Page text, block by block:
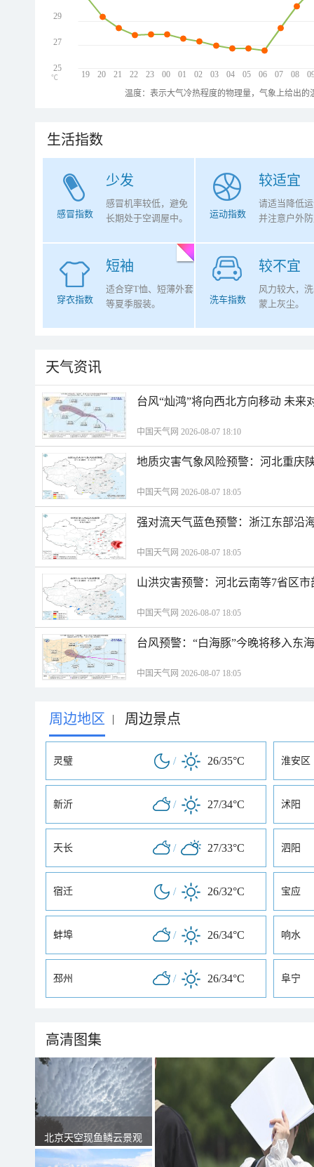
19 20 21 22 23 00 01 02 03 04 05 06 07 08
29
27
25
℃
温度：表示大气冷热程度的物理量，气象上给出
生活指数
少发
感冒指数
感冒机率较低，避免
长期处于空调屋中。
较适宜
运动指数
请适当降低
并注意户外
短袖
穿衣指数
适合穿T恤、短薄外套
等夏季服装。
较不宜
洗车指数
风力较大，
蒙上灰尘。
天气资讯
台风“灿鸿”将向西北方向移动 未来
中国天气网 2026-08-07 18:10
地质灾害气象风险预警：河北重庆
中国天气网 2026-08-07 18:05
强对流天气蓝色预警：浙江东部沿
中国天气网 2026-08-07 18:05
山洪灾害预警：河北云南等7省区
中国天气网 2026-08-07 18:05
台风预警：“白海豚”今晚将移入东
中国天气网 2026-08-07 18:05
周边地区 | 周边景点
灵璧 / 26/35°C 淮安区
新沂 / 27/34°C 沭阳
天长 / 27/33°C 泗阳
宿迁 / 26/32°C 宝应
蚌埠 / 26/34°C 响水
邳州 / 26/34°C 阜宁
高清图集
北京天空现鱼鳞云景观